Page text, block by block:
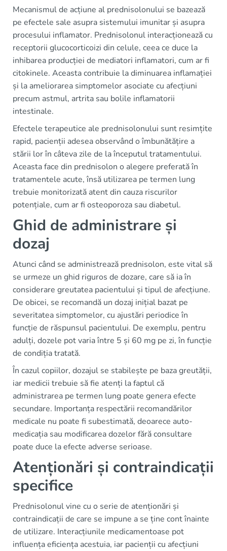
Mecanismul de acțiune al prednisolonului se bazează
pe efectele sale asupra sistemului imunitar și asupra
procesului inflamator. Prednisolonul interacționează cu
receptorii glucocorticoizi din celule, ceea ce duce la
inhibarea producției de mediatori inflamatori, cum ar fi
citokinele. Aceasta contribuie la diminuarea inflamației
și la ameliorarea simptomelor asociate cu afecțiuni
precum astmul, artrita sau bolile inflamatorii
intestinale.
Efectele terapeutice ale prednisolonului sunt resimțite
rapid, pacienții adesea observând o îmbunătățire a
stării lor în câteva zile de la începutul tratamentului.
Aceasta face din prednisolon o alegere preferată în
tratamentele acute, însă utilizarea pe termen lung
trebuie monitorizată atent din cauza riscurilor
potențiale, cum ar fi osteoporoza sau diabetul.
Ghid de administrare și
dozaj
Atunci când se administrează prednisolon, este vital să
se urmeze un ghid riguros de dozare, care să ia în
considerare greutatea pacientului și tipul de afecțiune.
De obicei, se recomandă un dozaj inițial bazat pe
severitatea simptomelor, cu ajustări periodice în
funcție de răspunsul pacientului. De exemplu, pentru
adulți, dozele pot varia între 5 și 60 mg pe zi, în funcție
de condiția tratată.
În cazul copiilor, dozajul se stabilește pe baza greutății,
iar medicii trebuie să fie atenți la faptul că
administrarea pe termen lung poate genera efecte
secundare. Importanța respectării recomandărilor
medicale nu poate fi subestimată, deoarece auto-
medicația sau modificarea dozelor fără consultare
poate duce la efecte adverse serioase.
Atenționări și contraindicații
specifice
Prednisolonul vine cu o serie de atenționări și
contraindicații de care se impune a se ține cont înainte
de utilizare. Interacțiunile medicamentoase pot
influența eficiența acestuia, iar pacienții cu afecțiuni